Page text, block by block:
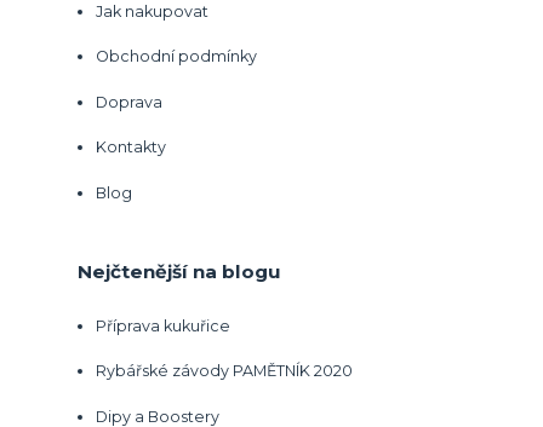
Jak nakupovat
Obchodní podmínky
Doprava
Kontakty
Blog
Nejčtenější na blogu
Příprava kukuřice
Rybářské závody PAMĚTNÍK 2020
Dipy a Boostery